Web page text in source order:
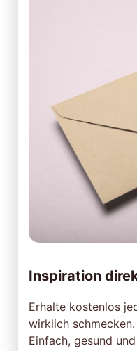
Inspiration
Erhalte kostenlos
wirklich
Einfach, gesund